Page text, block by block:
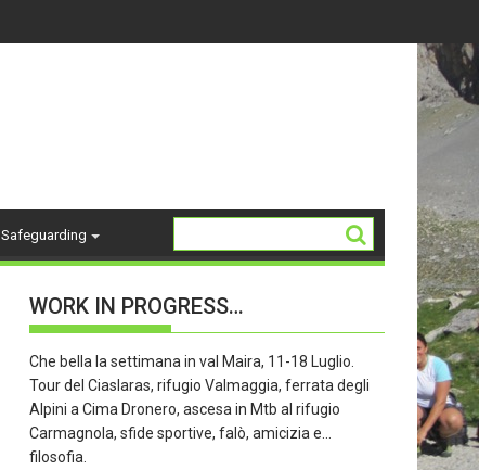
Safeguarding
WORK IN PROGRESS…
Che bella la settimana in val Maira, 11-18 Luglio.
Tour del Ciaslaras, rifugio Valmaggia, ferrata degli
Alpini a Cima Dronero, ascesa in Mtb al rifugio
Carmagnola, sfide sportive, falò, amicizia e…
filosofia.